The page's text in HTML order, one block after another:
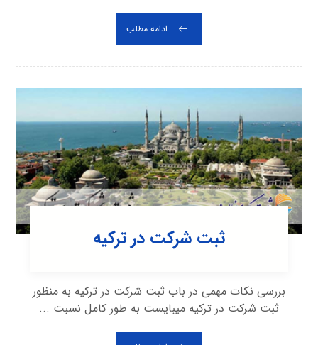
ادامه مطلب
ثبت شرکت در ترکیه
بررسی نکات مهمی در باب ثبت شرکت در ترکیه به منظور
ثبت شرکت در ترکیه میبایست به طور کامل نسبت ...